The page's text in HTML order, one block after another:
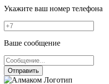
Укажите ваш номер телефона
Ваше сообщение
Отправить